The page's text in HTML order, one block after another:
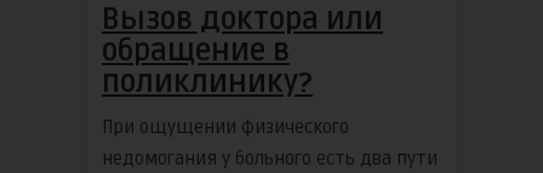
Вызов доктора или
обращение в
поликлинику?
При ощущении физического
недомогания у больного есть два пути